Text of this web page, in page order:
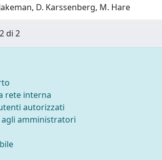
D. Karssenberg, M. Hare
di 2
rete interna
autorizzati
amministratori